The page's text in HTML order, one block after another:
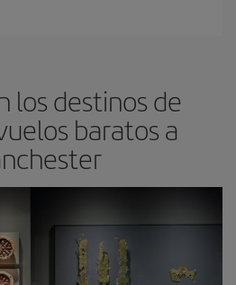
los destinos de
baratos a